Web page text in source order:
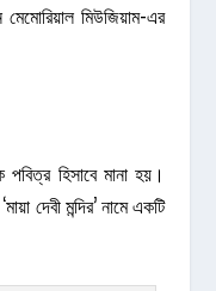
মেমোরিয়াল মিউজিয়াম-এর
হিসাবে মানা হয়।
দেবী মন্দির’ নামে একটি